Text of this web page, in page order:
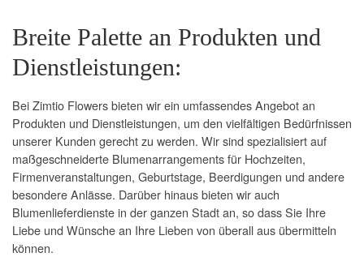
Breite Palette an Produkten und
Dienstleistungen:
Bei Zimtio Flowers bieten wir ein umfassendes Angebot an
Produkten und Dienstleistungen, um den vielfältigen Bedürfnissen
unserer Kunden gerecht zu werden. Wir sind spezialisiert auf
maßgeschneiderte Blumenarrangements für Hochzeiten,
Firmenveranstaltungen, Geburtstage, Beerdigungen und andere
besondere Anlässe. Darüber hinaus bieten wir auch
Blumenlieferdienste in der ganzen Stadt an, so dass Sie Ihre
Liebe und Wünsche an Ihre Lieben von überall aus übermitteln
können.